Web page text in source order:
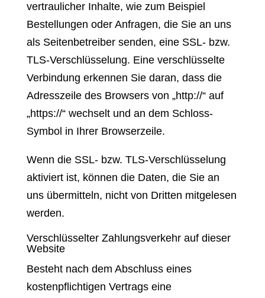
vertraulicher Inhalte, wie zum Beispiel
Bestellungen oder Anfragen, die Sie an uns
als Seitenbetreiber senden, eine SSL- bzw.
TLS-Verschlüsselung. Eine verschlüsselte
Verbindung erkennen Sie daran, dass die
Adresszeile des Browsers von „http://“ auf
„https://“ wechselt und an dem Schloss-
Symbol in Ihrer Browserzeile.
Wenn die SSL- bzw. TLS-Verschlüsselung
aktiviert ist, können die Daten, die Sie an
uns übermitteln, nicht von Dritten mitgelesen
werden.
Verschlüsselter Zahlungsverkehr auf dieser
Website
Besteht nach dem Abschluss eines
kostenpflichtigen Vertrags eine